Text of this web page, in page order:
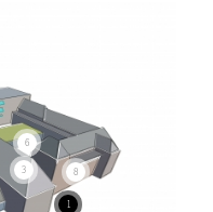
1
3
6
8